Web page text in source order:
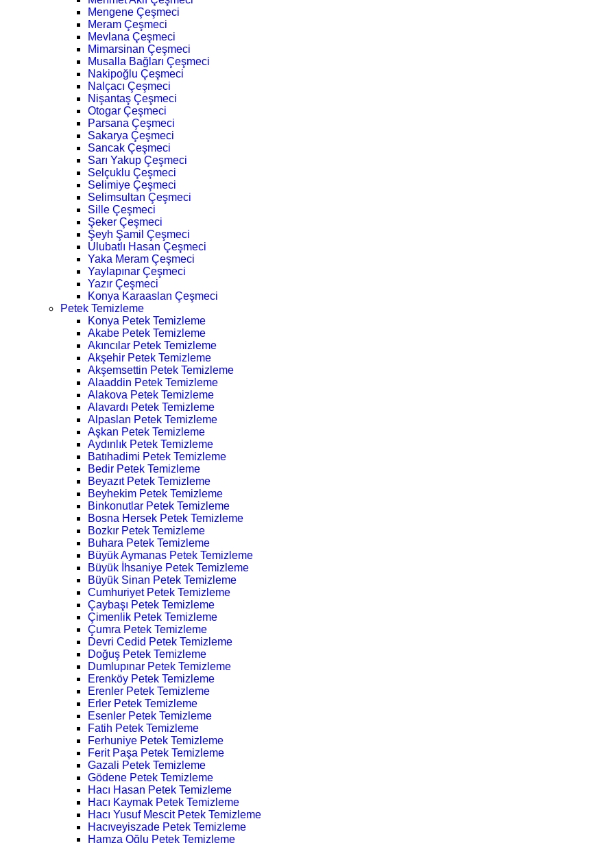
Mengene Çeşmeci
Meram Çeşmeci
Mevlana Çeşmeci
Mimarsinan Çeşmeci
Musalla Bağları Çeşmeci
Nakipoğlu Çeşmeci
Nalçacı Çeşmeci
Nişantaş Çeşmeci
Otogar Çeşmeci
Parsana Çeşmeci
Sakarya Çeşmeci
Sancak Çeşmeci
Sarı Yakup Çeşmeci
Selçuklu Çeşmeci
Selimiye Çeşmeci
Selimsultan Çeşmeci
Sille Çeşmeci
Şeker Çeşmeci
Şeyh Şamil Çeşmeci
Ulubatlı Hasan Çeşmeci
Yaka Meram Çeşmeci
Yaylapınar Çeşmeci
Yazır Çeşmeci
Konya Karaaslan Çeşmeci
Petek Temizleme
Konya Petek Temizleme
Akabe Petek Temizleme
Akıncılar Petek Temizleme
Akşehir Petek Temizleme
Akşemsettin Petek Temizleme
Alaaddin Petek Temizleme
Alakova Petek Temizleme
Alavardı Petek Temizleme
Alpaslan Petek Temizleme
Aşkan Petek Temizleme
Aydınlık Petek Temizleme
Batıhadimi Petek Temizleme
Bedir Petek Temizleme
Beyazıt Petek Temizleme
Beyhekim Petek Temizleme
Binkonutlar Petek Temizleme
Bosna Hersek Petek Temizleme
Bozkır Petek Temizleme
Buhara Petek Temizleme
Büyük Aymanas Petek Temizleme
Büyük İhsaniye Petek Temizleme
Büyük Sinan Petek Temizleme
Cumhuriyet Petek Temizleme
Çaybaşı Petek Temizleme
Çimenlik Petek Temizleme
Çumra Petek Temizleme
Devri Cedid Petek Temizleme
Doğuş Petek Temizleme
Dumlupınar Petek Temizleme
Erenköy Petek Temizleme
Erenler Petek Temizleme
Erler Petek Temizleme
Esenler Petek Temizleme
Fatih Petek Temizleme
Ferhuniye Petek Temizleme
Ferit Paşa Petek Temizleme
Gazali Petek Temizleme
Gödene Petek Temizleme
Hacı Hasan Petek Temizleme
Hacı Kaymak Petek Temizleme
Hacı Yusuf Mescit Petek Temizleme
Hacıveyiszade Petek Temizleme
Hamza Oğlu Petek Temizleme